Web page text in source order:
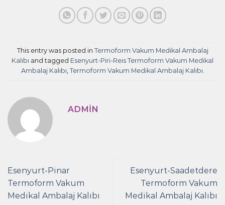
This entry was posted in Termoform Vakum Medikal Ambalaj
Kalıbı and tagged Esenyurt-Piri-Reis Termoform Vakum Medikal
Ambalaj Kalıbı, Termoform Vakum Medikal Ambalaj Kalıbı.
ADMIN
Esenyurt-Pinar
Termoform Vakum
Medikal Ambalaj Kalıbı
Esenyurt-Saadetdere
Termoform Vakum
Medikal Ambalaj Kalıbı